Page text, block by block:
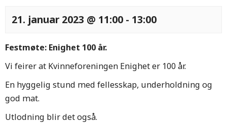
21. januar 2023 @ 11:00 - 13:00
Festmøte: Enighet 100 år.
Vi feirer at Kvinneforeningen Enighet er 100 år.
En hyggelig stund med fellesskap, underholdning og
god mat.
Utlodning blir det også.